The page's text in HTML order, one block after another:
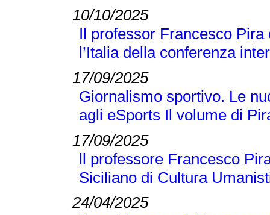
10/10/2025
Il professor Francesco
l’Italia della conferenza
17/09/2025
Giornalismo sportivo. Le
agli eSports Il volume di
17/09/2025
ll professore Francesco
Siciliano di Cultura
24/04/2025